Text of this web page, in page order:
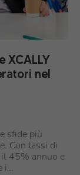
XCALLY
nel
sfide più
Con tassi di
45% annuo e
i…